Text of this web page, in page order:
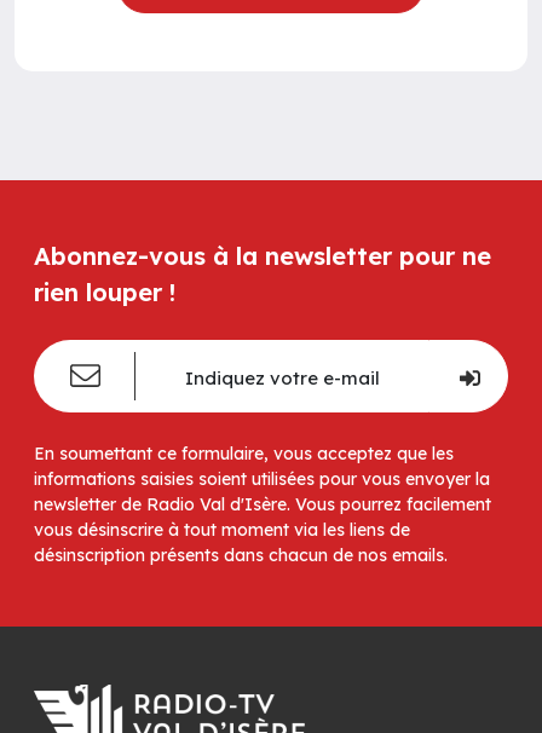
Abonnez-vous à la newsletter pour ne
rien louper !
En soumettant ce formulaire, vous acceptez que les
informations saisies soient utilisées pour vous envoyer la
newsletter de Radio Val d'Isère. Vous pourrez facilement
vous désinscrire à tout moment via les liens de
désinscription présents dans chacun de nos emails.